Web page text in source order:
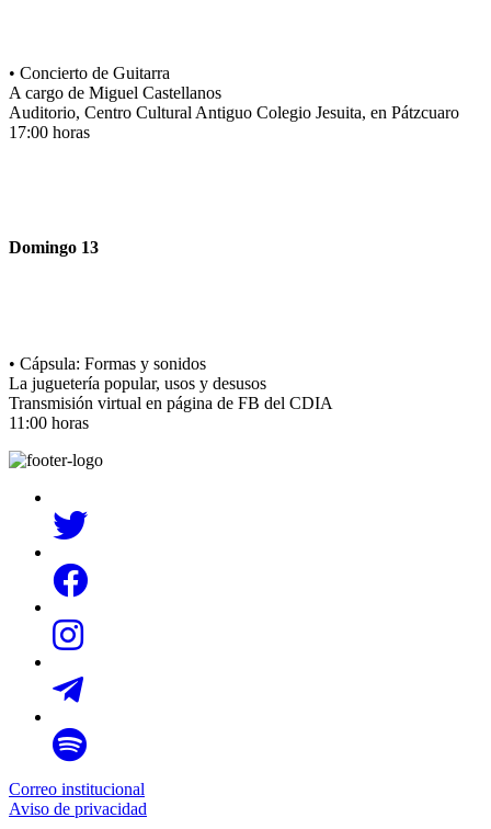
• Concierto de Guitarra
A cargo de Miguel Castellanos
Auditorio, Centro Cultural Antiguo Colegio Jesuita, en Pátzcuaro
17:00 horas
Domingo 13
• Cápsula: Formas y sonidos
La juguetería popular, usos y desusos
Transmisión virtual en página de FB del CDIA
11:00 horas
Correo institucional
Aviso de privacidad